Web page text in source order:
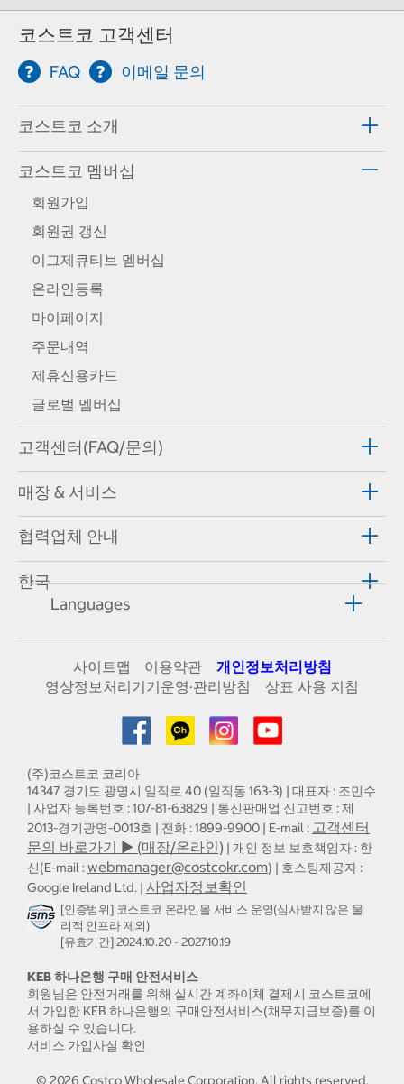
코스트코 고객센터
FAQ 이메일 문의
코스트코 소개
코스트코 멤버십
회원가입
회원권 갱신
이그제큐티브 멤버십
온라인등록
마이페이지
주문내역
제휴신용카드
글로벌 멤버십
고객센터(FAQ/문의)
매장 & 서비스
협력업체 안내
한국
Languages
사이트맵 이용약관
개인정보처리방침
영상정보처리기기운영·관리방침
상표 사용 지침
(주)코스트코 코리아
14347 경기도 광명시 일직로 40 (일직동 163-3) | 대표자 : 조민수
| 사업자 등록번호 : 107-81-63829 | 통신판매업 신고번호 : 제
2013-경기광명-0013호 | 전화 : 1899-9900 | E-mail : 고객센터
문의 바로가기 ▶ (매장/온라인) | 개인 정보 보호책임자 : 한
신(E-mail :webmanager@costcokr.com) | 호스팅제공자 :
Google Ireland Ltd. | 사업자정보확인
[인증범위] 코스트코 온라인몰 서비스 운영(심사받지 않은 물
리적 인프라 제외)
[유효기간] 2024.10.20 - 2027.10.19
KEB 하나은행 구매 안전서비스
회원님은 안전거래를 위해 실시간 계좌이체 결제시 코스트코에
서 가입한 KEB 하나은행의 구매안전서비스(채무지급보증)를 이
용하실 수 있습니다.
서비스 가입사실 확인
© 2026 Costco Wholesale Corporation. All rights reserved.